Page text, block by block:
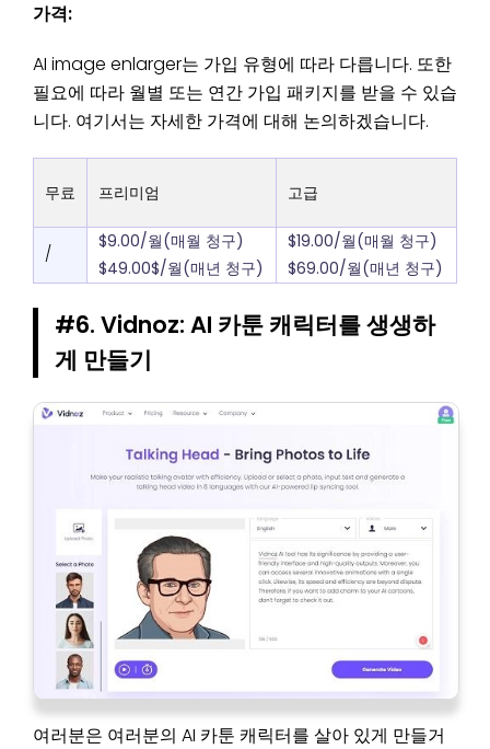
가격:
AI image enlarger는 가입 유형에 따라 다릅니다. 또한
필요에 따라 월별 또는 연간 가입 패키지를 받을 수 있습
니다. 여기서는 자세한 가격에 대해 논의하겠습니다.
무료 프리미엄 고급
/
$9.00/월(매월 청구)
$49.00$/월(매년 청구)
$19.00/월(매월 청구)
$69.00/월(매년 청구)
#6. Vidnoz: AI 카툰 캐릭터를 생생하
게 만들기
여러분은 여러분의 AI 카툰 캐릭터를 살아 있게 만들거